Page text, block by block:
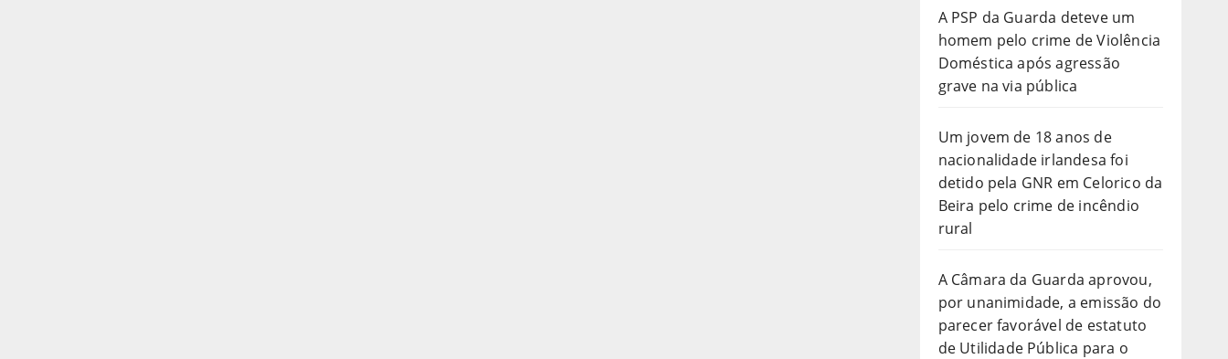
A PSP da Guarda deteve um
homem pelo crime de Violência
Doméstica após agressão
grave na via pública
Um jovem de 18 anos de
nacionalidade irlandesa foi
detido pela GNR em Celorico da
Beira pelo crime de incêndio
rural
A Câmara da Guarda aprovou,
por unanimidade, a emissão do
parecer favorável de estatuto
de Utilidade Pública para o